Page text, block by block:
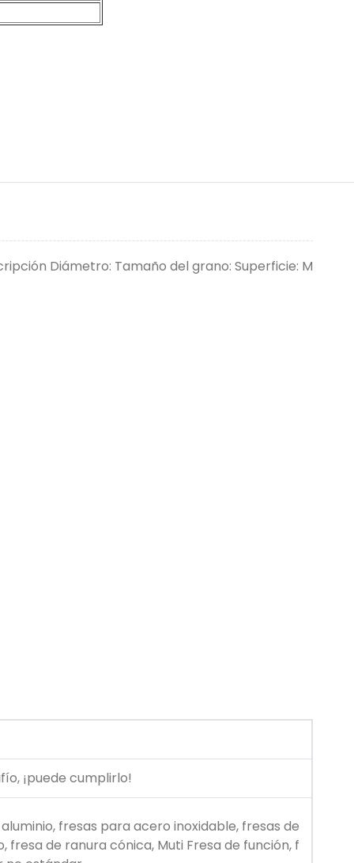
Diámetro: Tamaño del grano: Superficie: M
¡puede cumplirlo!
fresas para acero inoxidable, fresas de
de ranura cónica, Muti Fresa de función, f